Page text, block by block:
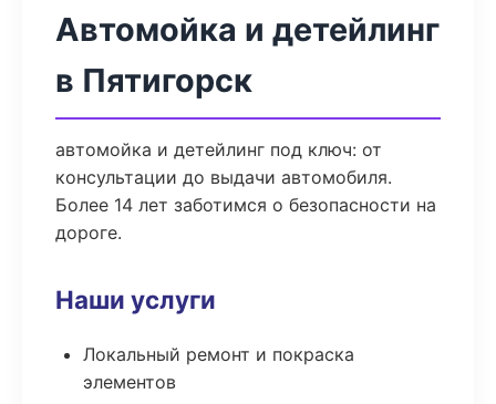
Автомойка и детейлинг
в Пятигорск
автомойка и детейлинг под ключ: от
консультации до выдачи автомобиля.
Более 14 лет заботимся о безопасности на
дороге.
Наши услуги
Локальный ремонт и покраска
элементов